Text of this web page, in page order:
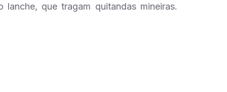
que tragam quitandas mineiras.